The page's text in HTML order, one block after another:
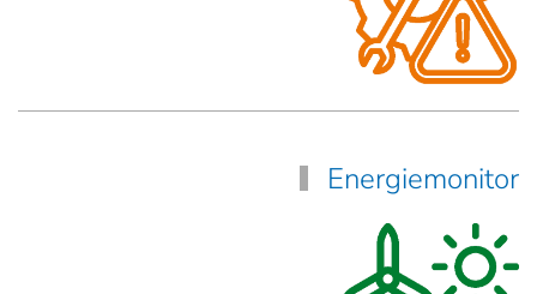
Energiemonitor